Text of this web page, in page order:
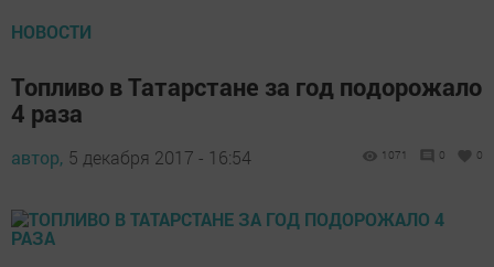
НОВОСТИ
Топливо в Татарстане за год подорожало
4 раза
автор, 5 декабря 2017 - 16:54 1071 0 0